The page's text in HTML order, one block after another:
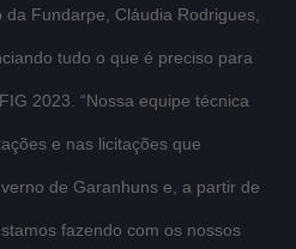
Fundarpe, Cláudia Rodrigues,
tudo o que é preciso para
2023. “Nossa equipe técnica
e nas licitações que
de Garanhuns e, a partir de
fazendo com os nossos